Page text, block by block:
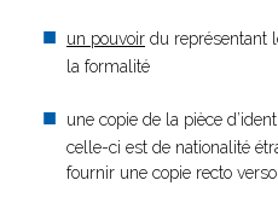
un pouvoir du représentant
la formalité
une copie de la pièce
celle-ci est de nationalité
fournir une copie recto